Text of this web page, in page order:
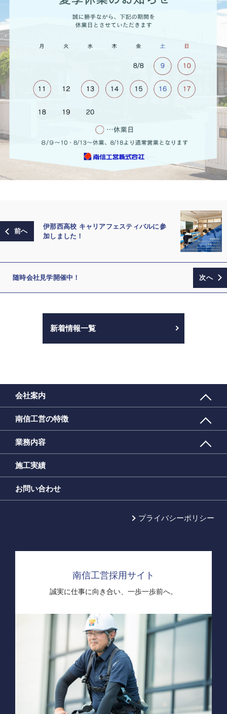
伊那西高校 キャリアフェスティバルに参
加しました！
随時会社見学開催中！
新着情報一覧
会社案内
南信工営の特徴
業務内容
施工実績
お問い合わせ
プライバシーポリシー
南信工営採用サイト
誠実に仕事に向き合い、 一歩一歩前へ。